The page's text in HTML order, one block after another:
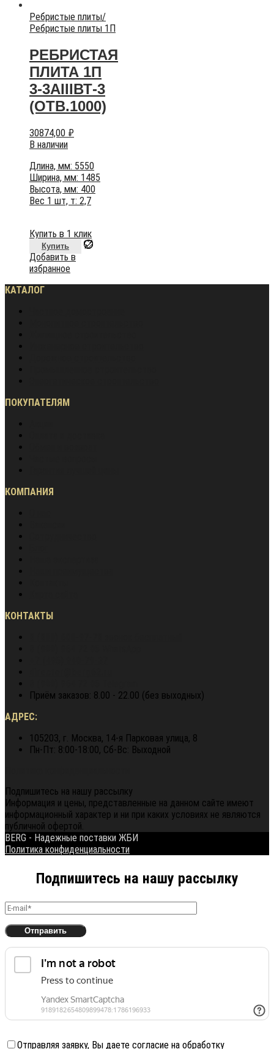
Ребристые плиты/
Ребристые плиты 1П
РЕБРИСТАЯ
ПЛИТА 1П
3-3АIIIВТ-3
(ОТВ.1000)
30874,00 ₽
В наличии
Длина, мм: 5550
Ширина, мм: 1485
Высота, мм: 400
Вес 1 шт, т: 2,7
Купить в 1 клик
Купить
Добавить в
избранное
КАТАЛОГ
ПОКУПАТЕЛЯМ
КОМПАНИЯ
КОНТАКТЫ
Приём заказов: 8.00 - 22.00 (без выходных)
АДРЕС:
105203, г. Москва, 14-я Парковая улица, 8
Пн-Пт: 8:00-18:00, Сб-Вс: Выходной
Подпишитесь на нашу рассылку
Информация и цены, представленные на данном сайте имеют
информационный характер и ни при каких условиях не являются
публичной офертой.
BERG - Надежные поставки ЖБИ
Политика конфиденциальности
Подпишитесь на нашу рассылку
Отправляя заявку, Вы даете согласие на обработку